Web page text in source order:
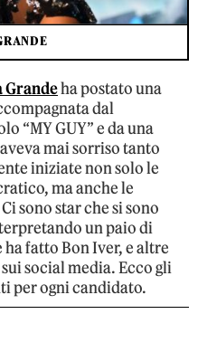
Grandeha postato una
dal
“MY GUY” e da una
mai sorriso tanto
iniziate non solo le
ma anche le
sono star che si sono
un paio di
fatto Bon Iver, e altre
social media. Ecco gli
per ogni candidato.